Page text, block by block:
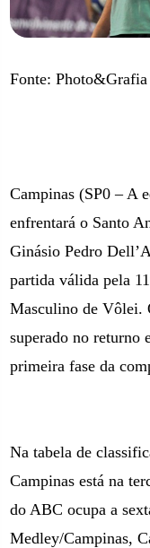
Fonte:
Campinas (SP0 – A
enfrentará o Santo
Ginásio Pedro
partida válida pela
Masculino de Vôlei.
superado no returno
primeira fase da
Na tabela de
Campinas está na
do ABC ocupa a
Medley/Campinas,